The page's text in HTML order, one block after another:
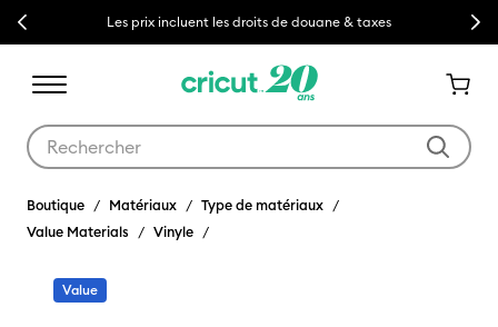
Previous Les prix incluent les droits de douane & taxes Next
Boutique Matériaux
Type de matériaux
Value Materials
Vinyle
Value